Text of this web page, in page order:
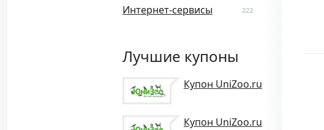
Интернет-сервисы 222
Лучшие купоны
Купон UniZoo.ru
Купон UniZoo.ru